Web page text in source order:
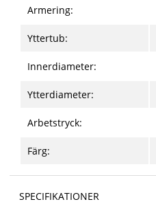
Armering:
Yttertub:
Innerdiameter:
Ytterdiameter:
Arbetstryck:
Färg:
SPECIFIKATIONER